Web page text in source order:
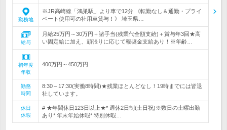
勤務地
※JR高崎線「鴻巣駅」より車で12分 《転勤なし＆通勤・プライ
ベート使用可の社用車貸与！》 埼玉県…
給与
月給25万円～30万円＋諸手当(残業代全額支給)＋賞与年3回★高
い固定給に加え、頑張りに応じて報奨金支給あり！※年齢…
初年度
年収
400万円～450万円
勤務
時間
8:30～17:30(実働8時間)★残業ほとんどなし！19時までには皆退
社しています。
休日
休暇
# ★年間休日123日以上★* 週休2日制(土日祝)※数日の土曜出勤
あり* 年末年始休暇* 特別休暇…